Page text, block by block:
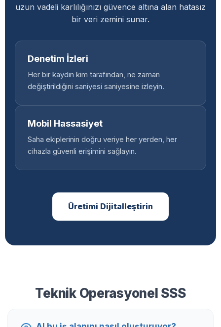
uzun vadeli karlılığınızı güvence altına alan hatasız
bir veri zemini sunar.
Denetim İzleri
Her bir kaydın kim tarafından, ne zaman
değiştirildiğini saniyesi saniyesine izleyin.
Mobil Hassasiyet
Saha ekiplerinin doğru veriye her yerden, her
cihazla güvenli erişimini sağlayın.
Üretimi Dijitalleştirin
Teknik Operasyonel SSS